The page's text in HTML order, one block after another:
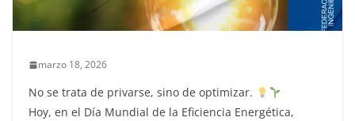
marzo 18, 2026
No se trata de privarse, sino de optimizar.
​Hoy, en el Día Mundial de la Eficiencia Energética,